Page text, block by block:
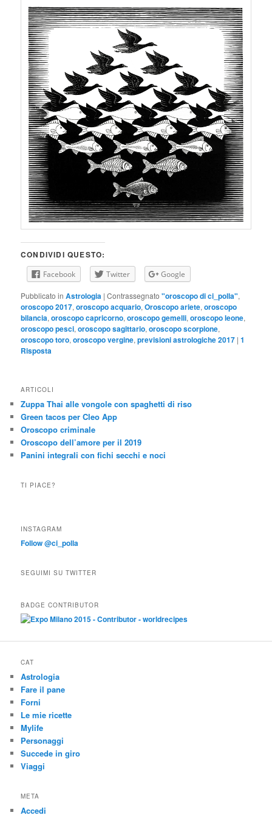
CONDIVIDI QUESTO:
Facebook Twitter Google
Pubblicato in Astrologia |Contrassegnato "oroscopo di ci_polla",
oroscopo 2017,oroscopo acquario,Oroscopo ariete,oroscopo
bilancia,oroscopo capricorno,oroscopo gemelli,oroscopo leone,
oroscopo pesci,oroscopo sagittario,oroscopo scorpione,
oroscopo toro,oroscopo vergine,previsioni astrologiche 2017 |1
Risposta
ARTICOLI
Zuppa Thai alle vongole con spaghetti di riso
Green tacos per Cleo App
Oroscopo criminale
Oroscopo dell’amore per il 2019
Panini integrali con fichi secchi e noci
TI PIACE?
INSTAGRAM
Follow @ci_polla
SEGUIMI SU TWITTER
BADGE CONTRIBUTOR
CAT
Astrologia
Fare il pane
Forni
Le mie ricette
Mylife
Personaggi
Succede in giro
Viaggi
META
Accedi